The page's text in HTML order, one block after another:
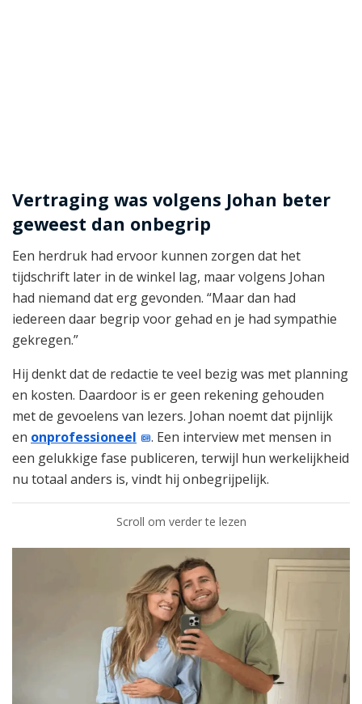
Vertraging was volgens Johan beter
geweest dan onbegrip
Een herdruk had ervoor kunnen zorgen dat het
tijdschrift later in de winkel lag, maar volgens Johan
had niemand dat erg gevonden. “Maar dan had
iedereen daar begrip voor gehad en je had sympathie
gekregen.”
Hij denkt dat de redactie te veel bezig was met planning
en kosten. Daardoor is er geen rekening gehouden
met de gevoelens van lezers. Johan noemt dat pijnlijk
en onprofessioneel
. Een interview met mensen in
een gelukkige fase publiceren, terwijl hun werkelijkheid
nu totaal anders is, vindt hij onbegrijpelijk.
Scroll om verder te lezen